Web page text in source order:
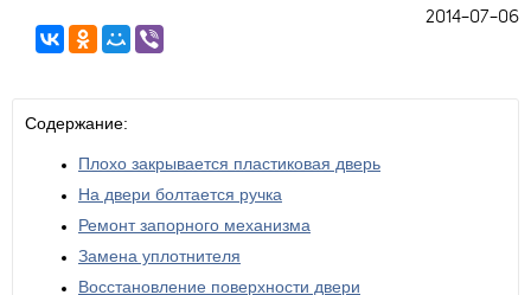
2014-07-06
Содержание:
Плохо закрывается пластиковая дверь
На двери болтается ручка
Ремонт запорного механизма
Замена уплотнителя
Восстановление поверхности двери